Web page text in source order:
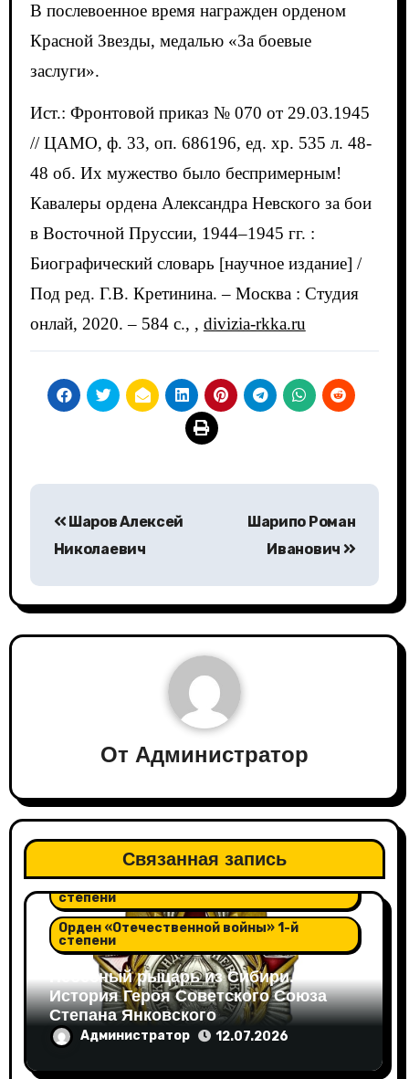
В послевоенное время награжден орденом
Красной Звезды, медалью «За боевые
заслуги».
Ист.: Фронтовой приказ № 070 от 29.03.1945
// ЦАМО, ф. 33, оп. 686196, ед. хр. 535 л. 48-
48 об. Их мужество было беспримерным!
Кавалеры ордена Александра Невского за бои
в Восточной Пруссии, 1944–1945 гг. :
Биографический словарь [научное издание] /
Под ред. Г.В. Кретинина. – Москва : Студия
онлай, 2020. – 584 c., , divizia-rkka.ru
по
записям
Шаров Алексей
Николаевич
Шарипо Роман
Иванович
От Администратор
Связанная запись
Орден "Александра Невского"
степени
Орден «Отечественной войны» 1-й
степени
Небесный рыцарь из Сибири.
История Героя Советского Союза
Степана Янковского
Администратор 12.07.2026